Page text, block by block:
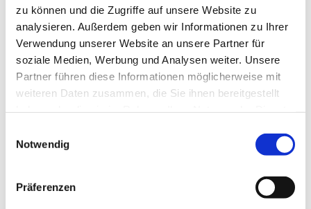
zu können und die Zugriffe auf unsere Website zu
analysieren. Außerdem geben wir Informationen zu Ihrer
Verwendung unserer Website an unsere Partner für
soziale Medien, Werbung und Analysen weiter. Unsere
Partner führen diese Informationen möglicherweise mit
weiteren Daten zusammen, die Sie ihnen bereitgestellt
Notwendig
Präferenzen